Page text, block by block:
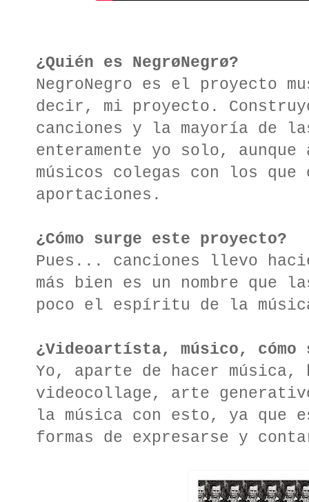
¿Quién es NegrøNegrø?
NegroNegro es el proyecto
decir, mi proyecto.
canciones y la mayoría de
enteramente yo solo,
músicos colegas con los
aportaciones.
¿Cómo surge este proyecto?
Pues... canciones llevo
más bien es un nombre
poco el espíritu de la
¿Videoartísta, músico, cómo
Yo, aparte de hacer
videocollage, arte
la música con esto, ya que
formas de expresarse y